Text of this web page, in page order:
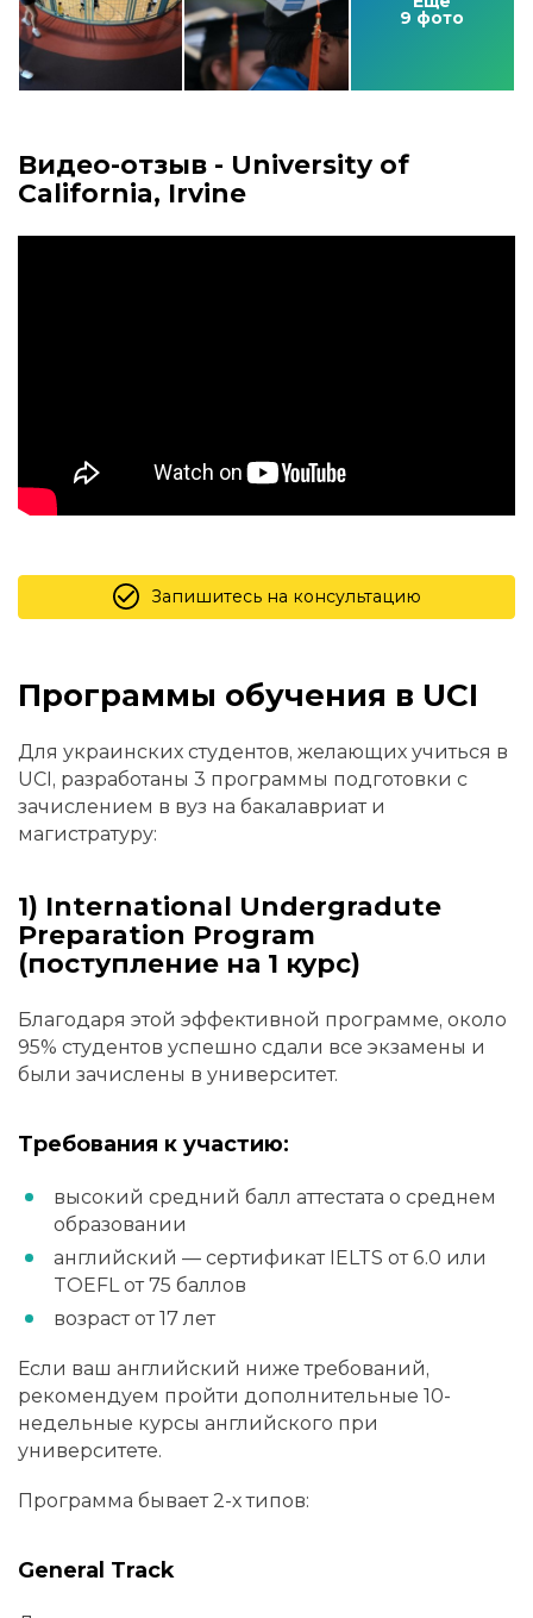
9 фото
Видео-отзыв - University of
California, Irvine
Запишитесь на консультацию
Программы обучения в UCI
Для украинских студентов, желающих учиться в
UCI, разработаны 3 программы подготовки с
зачислением в вуз на бакалавриат и
магистратуру:
1) International Undergradute
Preparation Program
(поступление на 1 курс)
Благодаря этой эффективной программе, около
95% студентов успешно сдали все экзамены и
были зачислены в университет.
Требования к участию:
высокий средний балл аттестата о среднем
образовании
английский — сертификат IELTS от 6.0 или
TOEFL от 75 баллов
возраст от 17 лет
Если ваш английский ниже требований,
рекомендуем пройти дополнительные 10-
недельные курсы английского при
университете.
Программа бывает 2-х типов:
General Track